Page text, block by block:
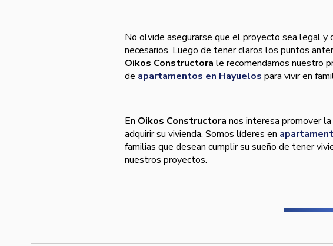
No olvide asegurarse que el proyecto sea legal y
necesarios. Luego de tener claros los puntos
Oikos Constructora le recomendamos nuestro
de apartamentos en Hayuelos para vivir en
En Oikos Constructora nos interesa promover
adquirir su vivienda. Somos líderes en
familias que desean cumplir su sueño de tener
nuestros proyectos.